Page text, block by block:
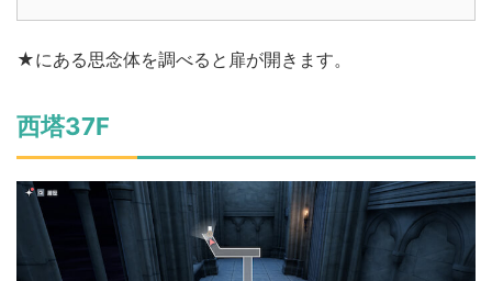
★にある思念体を調べると扉が開きます。
西塔37F